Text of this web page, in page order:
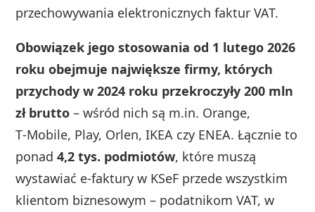
przechowywania elektronicznych faktur VAT.
Obowiązek jego stosowania od 1 lutego 2026
roku obejmuje największe firmy, których
przychody w 2024 roku przekroczyły 200 mln
zł brutto – wśród nich są m.in. Orange,
T‑Mobile, Play, Orlen, IKEA czy ENEA. Łącznie to
ponad4,2 tys. podmiotów, które muszą
wystawiać e-faktury w KSeF przede wszystkim
klientom biznesowym – podatnikom VAT, w